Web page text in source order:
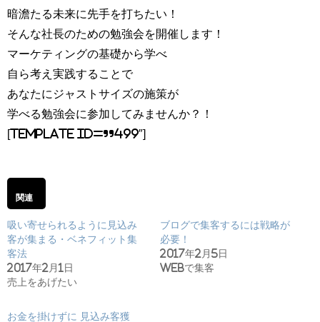
暗澹たる未来に先手を打ちたい！
そんな社長のための勉強会を開催します！
マーケティングの基礎から学べ
自ら考え実践することで
あなたにジャストサイズの施策が
学べる勉強会に参加してみませんか？！
[template id=”499″]
関連
吸い寄せられるように見込み
客が集まる・ベネフィット集
客法
2017年2月1日
売上をあげたい
ブログで集客するには戦略が
必要！
2017年2月5日
webで集客
お金を掛けずに 見込み客獲